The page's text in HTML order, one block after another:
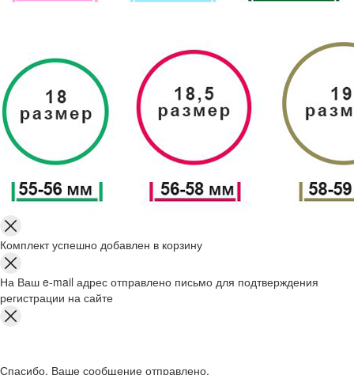
Комплект успешно добавлен в корзину
На Ваш e-mail адрес отправлено письмо для подтверждения
регистрации на сайте
Спасибо, Ваше сообщение отправлено.